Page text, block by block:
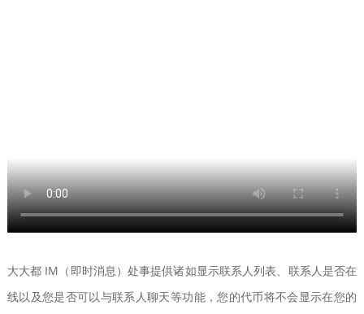
大大都 IM（即时消息）处事提供诸如显示联系人列表、联系人是否在
线以及您是否可以与联系人聊天等功能，您的代币将不会显示在您的